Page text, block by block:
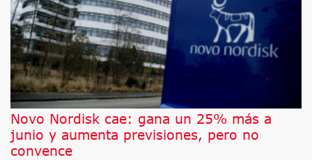
Novo Nordisk cae: gana un 25% más a
junio y aumenta previsiones, pero no
convence